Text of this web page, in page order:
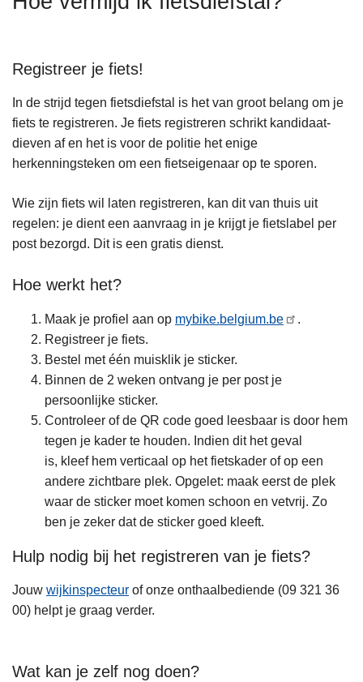
Registreer je fiets!
In de strijd tegen fietsdiefstal is het van groot belang om je
fiets te registreren. Je fiets registreren schrikt kandidaat-
dieven af en het is voor de politie het enige
herkenningsteken om een fietseigenaar op te sporen.
Wie zijn fiets wil laten registreren, kan dit van thuis uit
regelen: je dient een aanvraag in je krijgt je fietslabel per
post bezorgd. Dit is een gratis dienst.
Hoe werkt het?
Maak je profiel aan op mybike​.bel​gium​.be
.
Registreer je fiets.
Bestel met één muisklik je sticker.
Binnen de 2 weken ontvang je per post je
persoonlijke sticker.
Controleer of de QR code goed leesbaar is door hem
tegen je kader te houden. Indien dit het geval
is, kleef hem verticaal op het fietskader of op een
andere zichtbare plek. Opgelet: maak eerst de plek
waar de sticker moet komen schoon en vetvrij. Zo
ben je zeker dat de sticker goed kleeft.
Hulp nodig bij het registreren van je fiets?
Jouw wijkinspecteur of onze onthaalbediende (09 321 36
00) helpt je graag verder.
Wat kan je zelf nog doen?